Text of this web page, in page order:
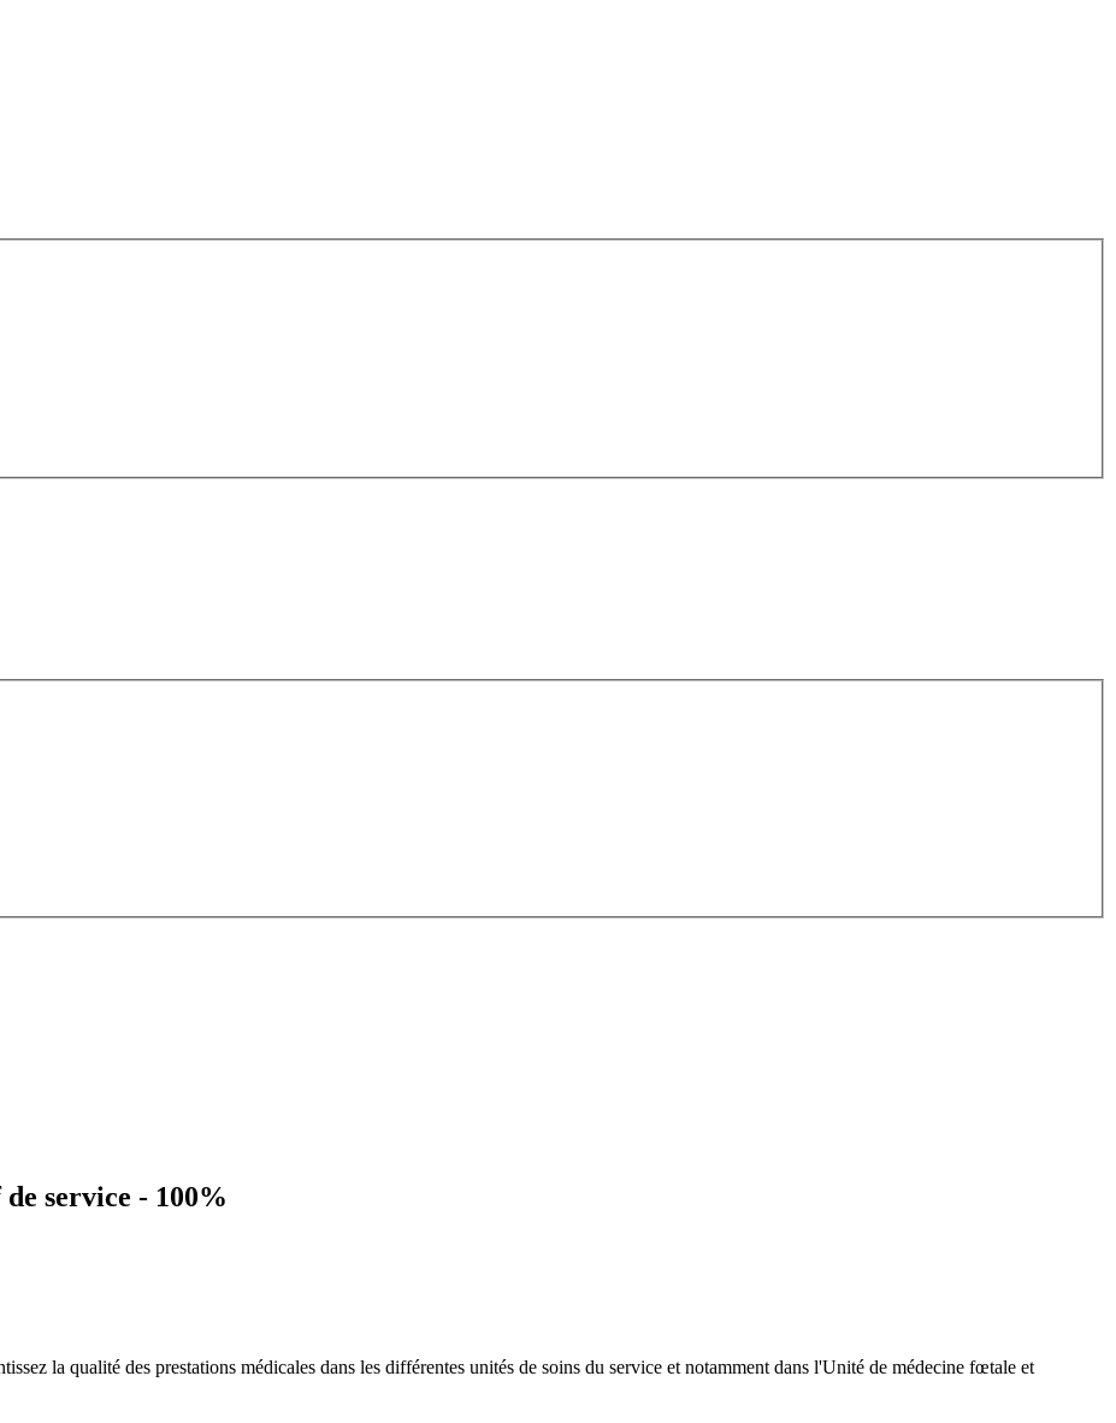
service - 100%
la qualité des prestations médicales dans les différentes unités de soins du service et notamment dans l'Unité de médecine fœtale et